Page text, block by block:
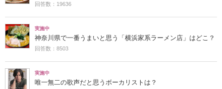
回答数：19636
実施中
神奈川県で一番うまいと思う「横浜家系ラーメン店」はどこ？
回答数：8503
実施中
唯一無二の歌声だと思うボーカリストは？